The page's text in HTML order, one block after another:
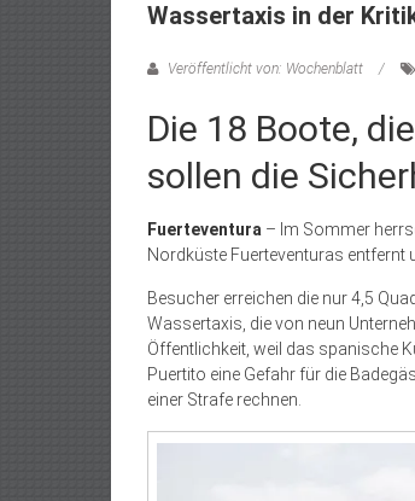
Wassertaxis in der
Veröffentlicht von: Wochenblatt
Die 18 Boote,
sollen die
Fuerteventura – Im Sommer
Nordküste Fuerteventuras entfernt
Besucher erreichen die nur 4,5
Wassertaxis, die von neun
Öffentlichkeit, weil das spanische
Puertito eine Gefahr für die
einer Strafe rechnen.